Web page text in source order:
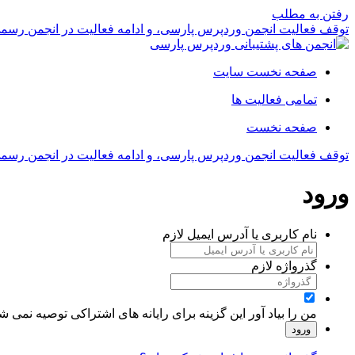
رفتن به مطلب
توقف فعالیت انجمن وردپرس پارسی، و ادامه فعالیت در انجمن
صفحه نخست سایت
تمامی فعالیت ها
صفحه نخست
توقف فعالیت انجمن وردپرس پارسی، و ادامه فعالیت در انجمن
ورود
نام کاربری یا آدرس ایمیل لازم
گذرواژه لازم
من را بیاد آور این گزینه برای رایانه های اشتراکی توصیه نمی
ورود